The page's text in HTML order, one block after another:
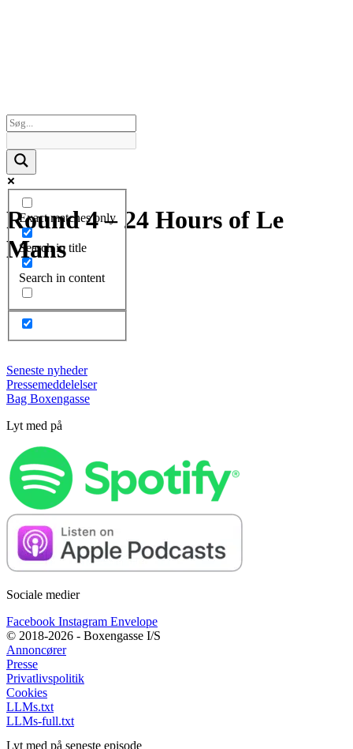
Exact matches only
Search in title
Search in content
Round 4 – 24 Hours of Le
Mans
Seneste nyheder
Pressemeddelelser
Bag Boxengasse
Lyt med på
Sociale medier
Facebook Instagram Envelope
© 2018-2026 - Boxengasse I/S
Annoncører
Presse
Privatlivspolitik
Cookies
LLMs.txt
LLMs-full.txt
Lyt med på seneste episode